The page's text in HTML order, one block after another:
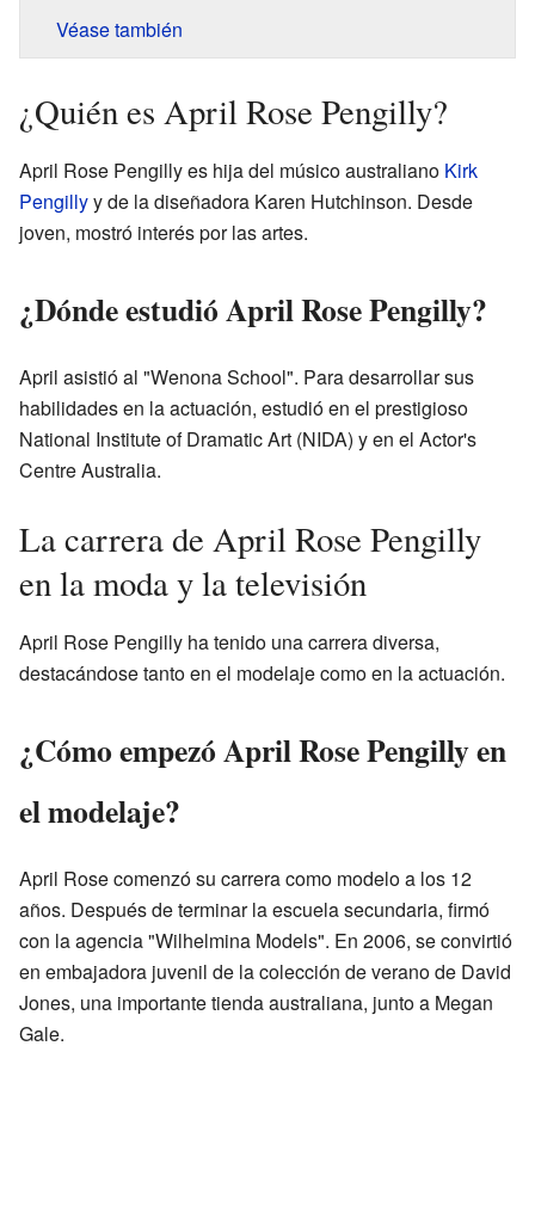
Véase también
¿Quién es April Rose Pengilly?
April Rose Pengilly es hija del músico australiano Kirk
Pengillyy de la diseñadora Karen Hutchinson. Desde
joven, mostró interés por las artes.
¿Dónde estudió April Rose Pengilly?
April asistió al "Wenona School". Para desarrollar sus
habilidades en la actuación, estudió en el prestigioso
National Institute of Dramatic Art (NIDA) y en el Actor's
Centre Australia.
La carrera de April Rose Pengilly
en la moda y la televisión
April Rose Pengilly ha tenido una carrera diversa,
destacándose tanto en el modelaje como en la actuación.
¿Cómo empezó April Rose Pengilly en
el modelaje?
April Rose comenzó su carrera como modelo a los 12
años. Después de terminar la escuela secundaria, firmó
con la agencia "Wilhelmina Models". En 2006, se convirtió
en embajadora juvenil de la colección de verano de David
Jones, una importante tienda australiana, junto a Megan
Gale.